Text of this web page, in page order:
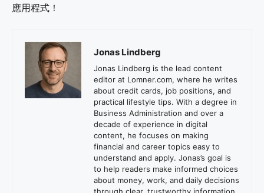
應用程式！
Jonas Lindberg
Jonas Lindberg is the lead content
editor at Lomner.com, where he writes
about credit cards, job positions, and
practical lifestyle tips. With a degree in
Business Administration and over a
decade of experience in digital
content, he focuses on making
financial and career topics easy to
understand and apply. Jonas’s goal is
to help readers make informed choices
about money, work, and daily decisions